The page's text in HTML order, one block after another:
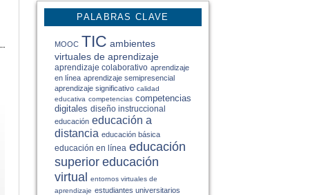
PALABRAS CLAVE
MOOC TIC ambientes
virtuales de aprendizaje
aprendizaje colaborativo aprendizaje
en línea aprendizaje semipresencial
aprendizaje significativo calidad
educativa competencias competencias
digitales diseño instruccional
educación educación a
distancia educación básica
educación en línea educación
superior educación
virtual entornos virtuales de
aprendizaje estudiantes universitarios